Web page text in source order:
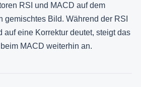
RSI und MACD auf dem
gemischtes Bild. Während der RSI
auf eine Korrektur deutet, steigt das
MACD weiterhin an.